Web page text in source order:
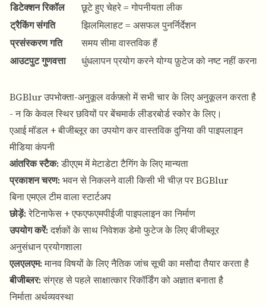
डिटेक्शन रिकॉल
छूटे हुए चेहरे = गोपनीयता लीक
ट्रैकिंग संगति
झिलमिलाहट = असफल पुनर्निर्देशन
प्रसंस्करण गति
समय सीमा वास्तविक हैं
आउटपुट गुणवत्ता
धुंधलापन प्रयोग करने योग्य फ़ुटेज को नष्ट नहीं करना
BGBlur उपभोक्ता-अनुकूल वर्कफ़्लो में सभी चार के लिए अनुकूलन करता है
- न कि केवल स्थिर छवियों पर बेंचमार्क लीडरबोर्ड स्कोर के लिए।
एआई मॉडल + बीजीब्लूर का उपयोग कर वास्तविक दुनिया की पाइपलाइन
मीडिया कंपनी
आंतरिक स्टैक:डीएएम में मेटाडेटा टैगिंग के लिए मान्यता
प्रकाशन चरण: भवन से निकलने वाली किसी भी चीज़ पर BGBlur
बिना एमएल टीम वाला स्टार्टअप
छोड़ें:रेटिनाफेस + एफएफएमपीईजी पाइपलाइन का निर्माण
उपयोग करें:दर्शकों के साथ निवेशक डेमो फुटेज के लिए बीजीब्लूर
अनुसंधान प्रयोगशाला
एलएलएम:मानव विषयों के लिए नैतिक जांच सूची का मसौदा तैयार करता है
बीजीब्लर:संग्रह से पहले साक्षात्कार रिकॉर्डिंग को अज्ञात बनाता है
निर्माता अर्थव्यवस्था